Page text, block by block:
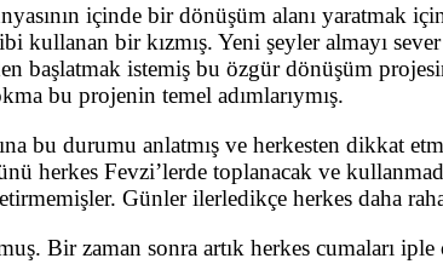
içinde bir dönüşüm alanı yaratmak
bir kızmış. Yeni şeyler almayı
başlatmak istemiş bu özgür dönüşüm
bu projenin temel adımlarıymış.
bu durumu anlatmış ve herkesten dikkat
herkes Fevzi’lerde toplanacak ve
Günler ilerledikçe herkes daha
Bir zaman sonra artık herkes cumaları